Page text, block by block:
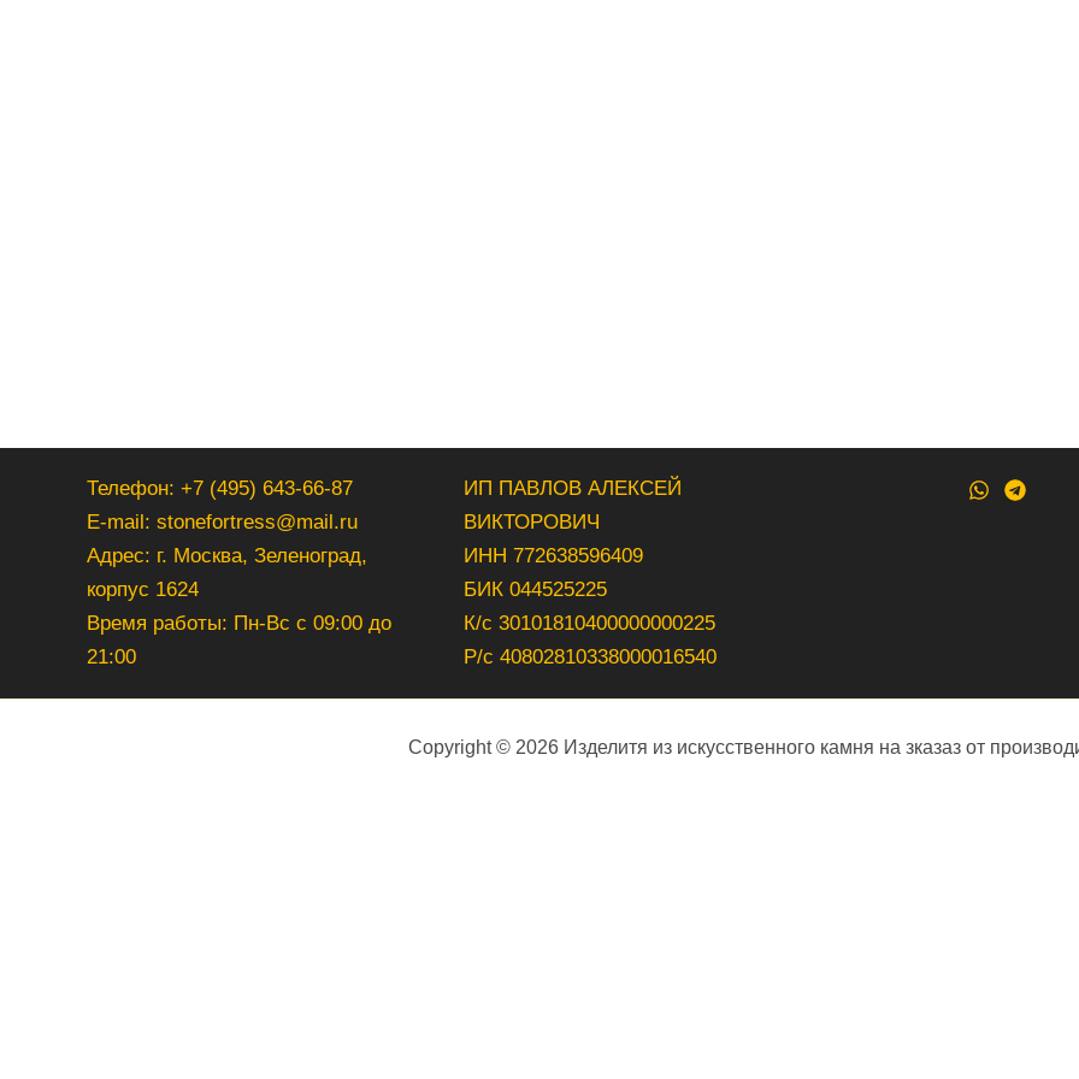
Телефон: +7 (495) 643-66-87
E-mail: stonefortress@mail.ru
Адрес: г. Москва, Зеленоград,
корпус 1624
Время работы: Пн-Вс с 09:00 до
21:00
ИП ПАВЛОВ АЛЕКСЕЙ
ВИКТОРОВИЧ
ИНН 772638596409
БИК 044525225
К/с 30101810400000000225
Р/с 40802810338000016540
Copyright © 2026 Изделитя из искусственного камня на зказаз от